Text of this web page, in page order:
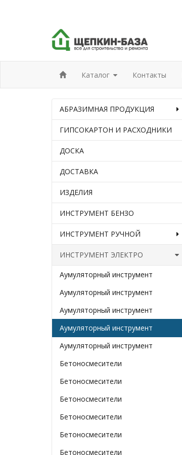
Каталог Контакты
АБРАЗИМНАЯ ПРОДУКЦИЯ
ГИПСОКАРТОН И РАСХОДНИКИ
ДОСКА
ДОСТАВКА
ИЗДЕЛИЯ
ИНСТРУМЕНТ БЕНЗО
ИНСТРУМЕНТ РУЧНОЙ
ИНСТРУМЕНТ ЭЛЕКТРО
Аумуляторный инструмент
Аумуляторный инструмент
Аумуляторный инструмент
Аумуляторный инструмент
Аумуляторный инструмент
Бетоносмесители
Бетоносмесители
Бетоносмесители
Бетоносмесители
Бетоносмесители
Бетоносмесители